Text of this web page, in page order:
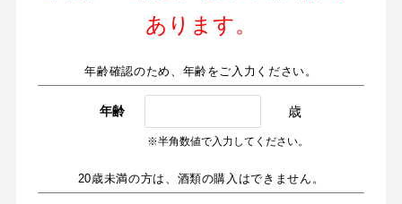
あります。
年齢確認のため、年齢をご入力ください。
年齢 歳
※半角数値で入力してください。
20歳未満の方は、酒類の購入はできません。